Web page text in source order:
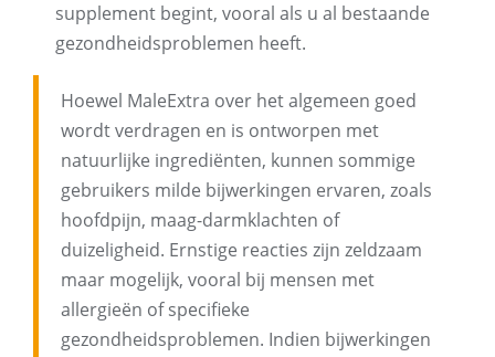
supplement begint, vooral als u al bestaande
gezondheidsproblemen heeft.
Hoewel MaleExtra over het algemeen goed
wordt verdragen en is ontworpen met
natuurlijke ingrediënten, kunnen sommige
gebruikers milde bijwerkingen ervaren, zoals
hoofdpijn, maag-darmklachten of
duizeligheid. Ernstige reacties zijn zeldzaam
maar mogelijk, vooral bij mensen met
allergieën of specifieke
gezondheidsproblemen. Indien bijwerkingen